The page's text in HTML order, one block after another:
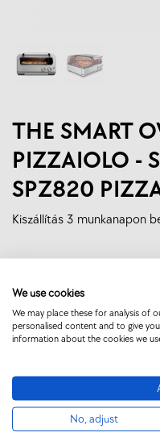
THE SMART
PIZZAIOLO -
SPZ820
Kiszállítás 3 munkanapon
recepted de nem elég
készíteni? A Pizzaiolo az
on tud múködni. Ennek
elkésziti az autentikus
We use cookies
We may place these for analysis of
personalised content and to give
information about the cookies we
No, adjust